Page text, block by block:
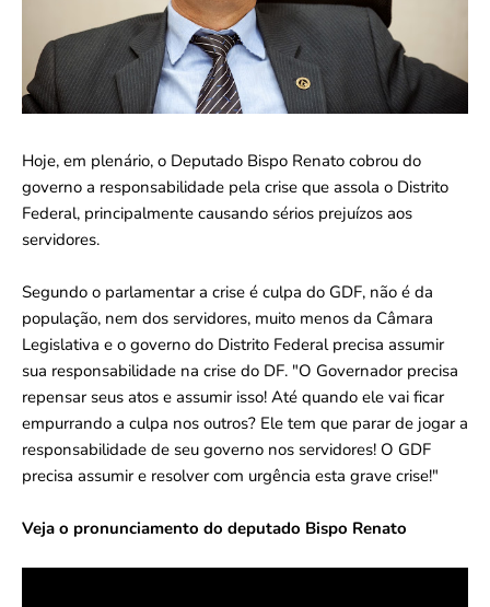
Hoje, em plenário, o Deputado Bispo Renato cobrou do
governo a responsabilidade pela crise que assola o Distrito
Federal, principalmente causando sérios prejuízos aos
servidores.
Segundo o parlamentar a crise é culpa do GDF, não é da
população, nem dos servidores, muito menos da Câmara
Legislativa e o governo do Distrito Federal precisa assumir
sua responsabilidade na crise do DF. "O Governador precisa
repensar seus atos e assumir isso! Até quando ele vai ficar
empurrando a culpa nos outros? Ele tem que parar de jogar a
responsabilidade de seu governo nos servidores! O GDF
precisa assumir e resolver com urgência esta grave crise!"
Veja o pronunciamento do deputado Bispo Renato